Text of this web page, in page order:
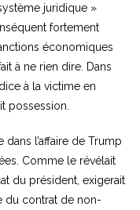
juridique »
fortement
économiques
à ne rien dire. Dans
à la victime en
possession.
dans l’affaire de Trump
Comme le révélait
du président, exigerait
du contrat de non-